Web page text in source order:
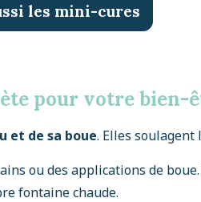
les mini-cures
pour votre bien-
et de sa boue. Elles
ou des applications de
fontaine chaude.